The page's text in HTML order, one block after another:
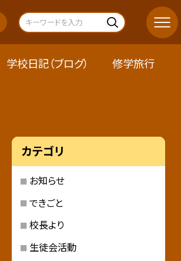
学校日記（ブログ） 修学旅行
カテゴリ
お知らせ
できごと
校長より
生徒会活動